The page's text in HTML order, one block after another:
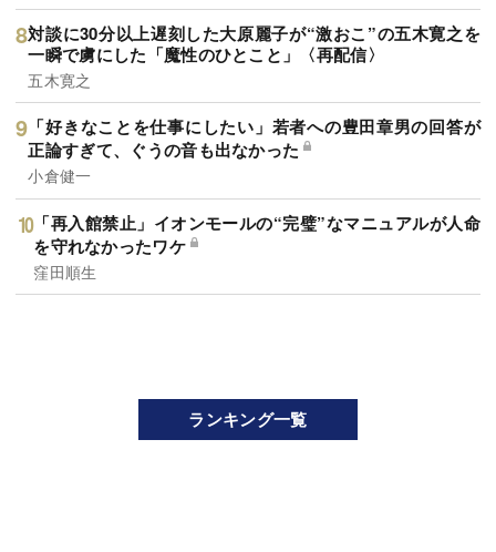
対談に30分以上遅刻した大原麗子が“激おこ”の五木寛之を
一瞬で虜にした「魔性のひとこと」〈再配信〉
五木寛之
「好きなことを仕事にしたい」若者への豊田章男の回答が
正論すぎて、ぐうの音も出なかった
小倉健一
「再入館禁止」イオンモールの“完璧”なマニュアルが人命
を守れなかったワケ
窪田順生
ランキング一覧